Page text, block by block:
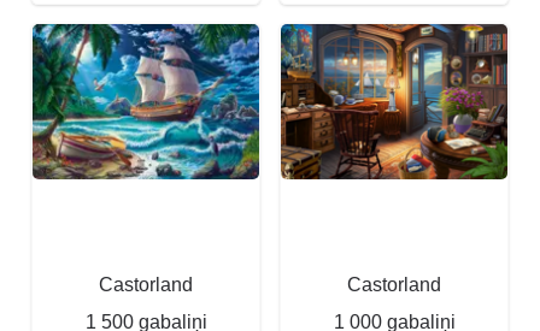
Castorland
1 500 gabaliņi
Castorland
1 000 gabaliņi